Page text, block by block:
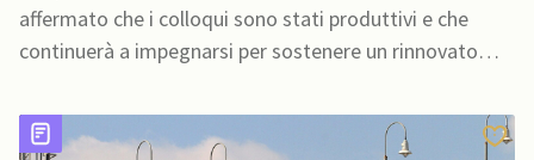
affermato che i colloqui sono stati produttivi e che
continuerà a impegnarsi per sostenere un rinnovato